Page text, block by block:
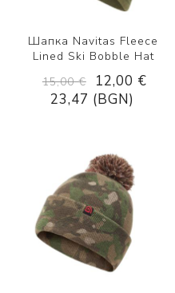
Шапка Navitas Fleece
Lined Ski Bobble Hat
15,00 €
12,00 €
23,47 (BGN)